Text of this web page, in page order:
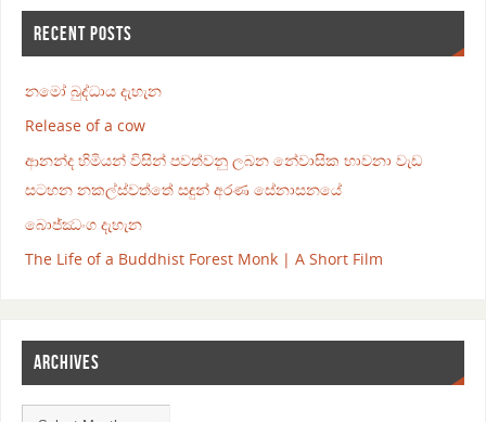
RECENT POSTS
නමෝ බුද්ධාය දැහැන
Release of a cow
ආනන්ද හිමියන් විසින් පවත්වනු ලබන නේවාසික භාවනා වැඩ
සටහන නකල්ස්වත්තේ සඳුන් අරණ සේනාසනයේ
බොජ්ඣංග දැහැන
The Life of a Buddhist Forest Monk | A Short Film
ARCHIVES